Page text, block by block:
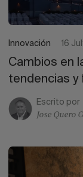
Innovación 16
Cambios en
tendencias
Escrito por
Jose Quero